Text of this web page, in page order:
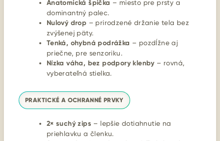
Anatomická špička – miesto pre prsty a
dominantný palec.
Nulový drop – prirodzené držanie tela bez
zvýšenej päty.
Tenká, ohybná podrážka – pozdĺžne aj
priečne, pre senzoriku.
Nízka váha, bez podpory klenby – rovná,
vyberateľná stielka.
PRAKTICKÉ A OCHRANNÉ PRVKY
2× suchý zips – lepšie dotiahnutie na
priehlavku a členku.